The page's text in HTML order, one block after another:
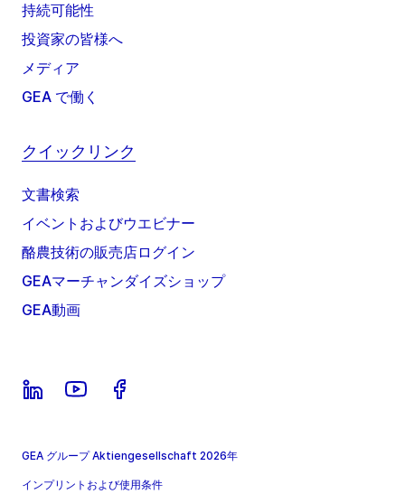
持続可能性
投資家の皆様へ
メディア
GEA で働く
クイックリンク
文書検索
イベントおよびウエビナー
酪農技術の販売店ログイン
GEAマーチャンダイズショップ
GEA動画
GEA グループ Aktiengesellschaft 2026年
インプリントおよび使用条件